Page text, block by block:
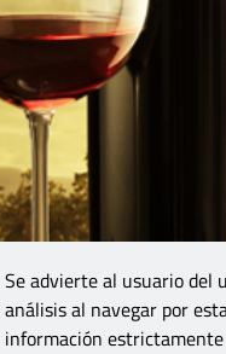
Se advierte al usuario del
análisis al navegar por
información